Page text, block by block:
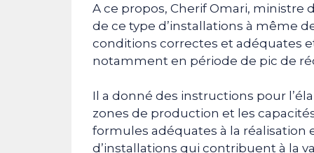
A ce propos, Cherif Omari, ministre
de ce type d’installations à même
conditions correctes et adéquates
notamment en période de pic de
Il a donné des instructions pour
zones de production et les
formules adéquates à la réalisation
d’installations qui contribuent à la